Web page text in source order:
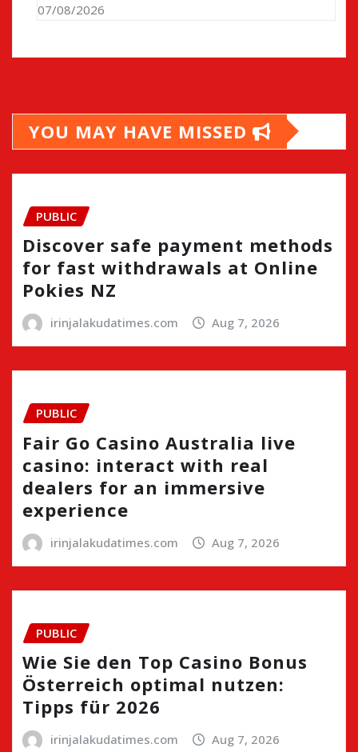
07/08/2026
YOU MAY HAVE MISSED
PUBLIC
Discover safe payment methods
for fast withdrawals at Online
Pokies NZ
irinjalakudatimes.com Aug 7, 2026
PUBLIC
Fair Go Casino Australia live
casino: interact with real
dealers for an immersive
experience
irinjalakudatimes.com Aug 7, 2026
PUBLIC
Wie Sie den Top Casino Bonus
Österreich optimal nutzen:
Tipps für 2026
irinjalakudatimes.com Aug 7, 2026